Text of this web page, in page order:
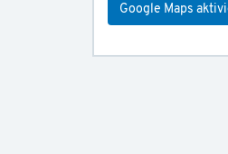
Google Maps